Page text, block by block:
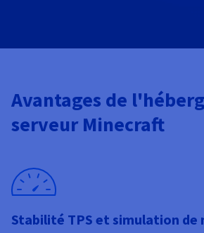
Avantages de
serveur Minecraft
Stabilité TPS et simulation de